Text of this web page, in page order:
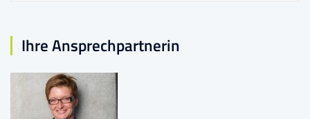
Ihre Ansprechpartnerin